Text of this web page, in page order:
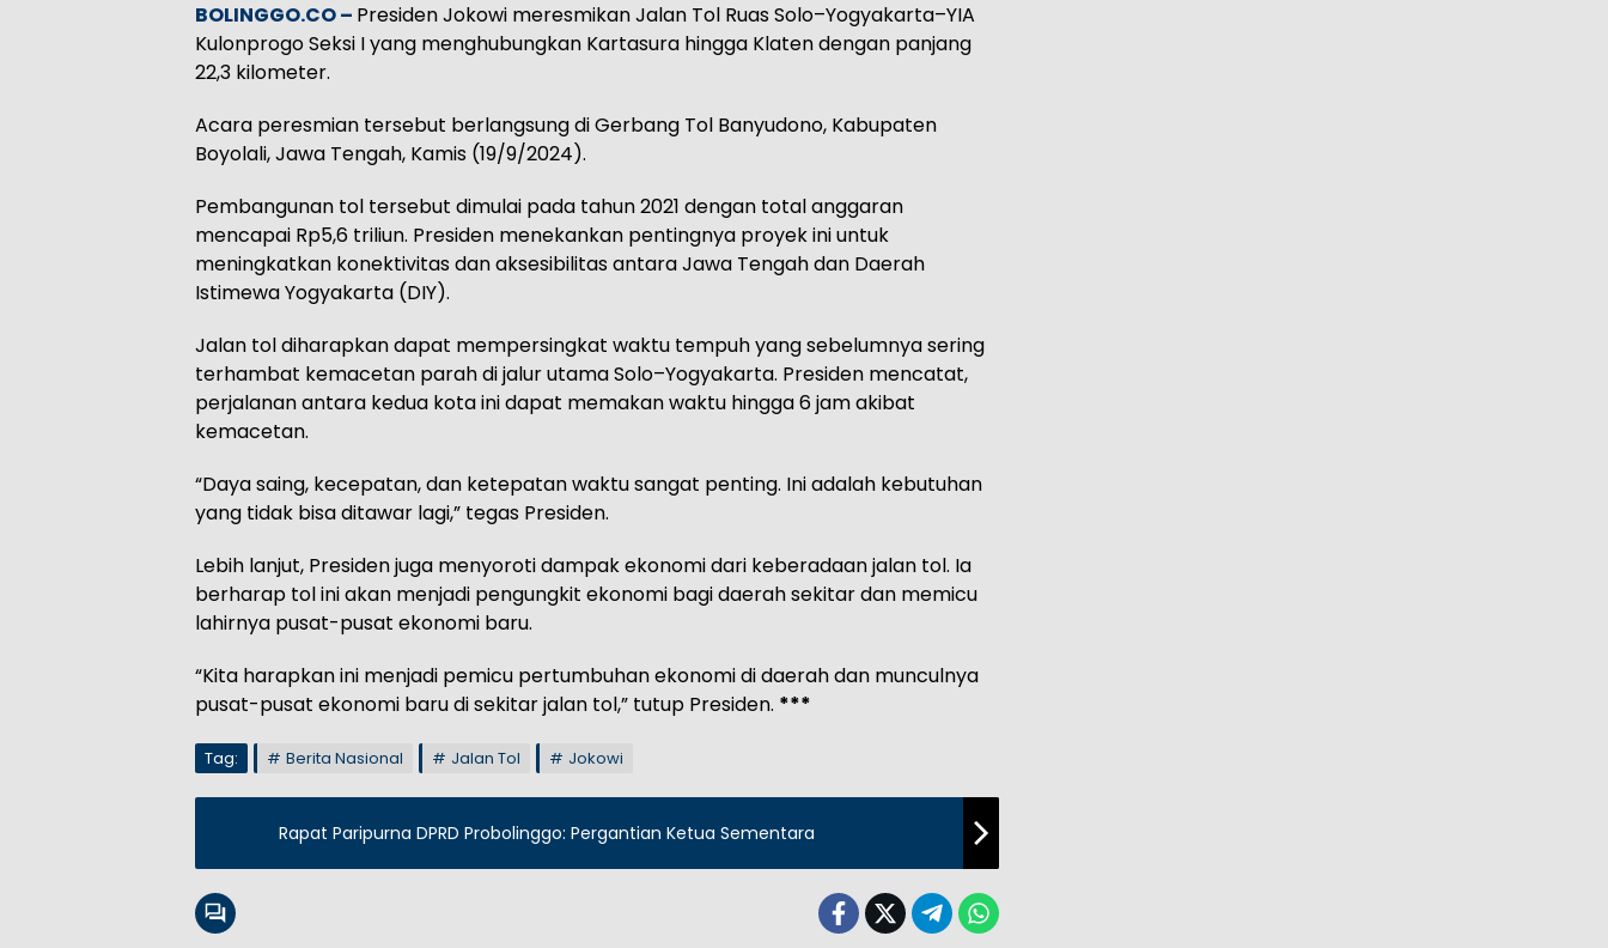
BOLINGGO.CO – Presiden Jokowi meresmikan Jalan Tol Ruas Solo–Yogyakarta–YIA
Kulonprogo Seksi I yang menghubungkan Kartasura hingga Klaten dengan panjang
22,3 kilometer.
Acara peresmian tersebut berlangsung di Gerbang Tol Banyudono, Kabupaten
Boyolali, Jawa Tengah, Kamis (19/9/2024).
Pembangunan tol tersebut dimulai pada tahun 2021 dengan total anggaran
mencapai Rp5,6 triliun. Presiden menekankan pentingnya proyek ini untuk
meningkatkan konektivitas dan aksesibilitas antara Jawa Tengah dan Daerah
Istimewa Yogyakarta (DIY).
Jalan tol diharapkan dapat mempersingkat waktu tempuh yang sebelumnya sering
terhambat kemacetan parah di jalur utama Solo–Yogyakarta. Presiden mencatat,
perjalanan antara kedua kota ini dapat memakan waktu hingga 6 jam akibat
kemacetan.
“Daya saing, kecepatan, dan ketepatan waktu sangat penting. Ini adalah kebutuhan
yang tidak bisa ditawar lagi,” tegas Presiden.
Lebih lanjut, Presiden juga menyoroti dampak ekonomi dari keberadaan jalan tol. Ia
berharap tol ini akan menjadi pengungkit ekonomi bagi daerah sekitar dan memicu
lahirnya pusat-pusat ekonomi baru.
“Kita harapkan ini menjadi pemicu pertumbuhan ekonomi di daerah dan munculnya
pusat-pusat ekonomi baru di sekitar jalan tol,” tutup Presiden. ***
Tag: Berita Nasional Jalan Tol Jokowi
Rapat Paripurna DPRD Probolinggo: Pergantian Ketua Sementara